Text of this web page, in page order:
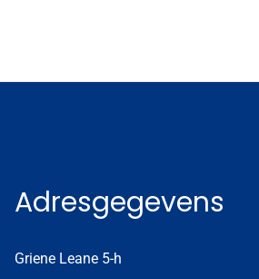
Adresgegevens
Griene Leane 5-h